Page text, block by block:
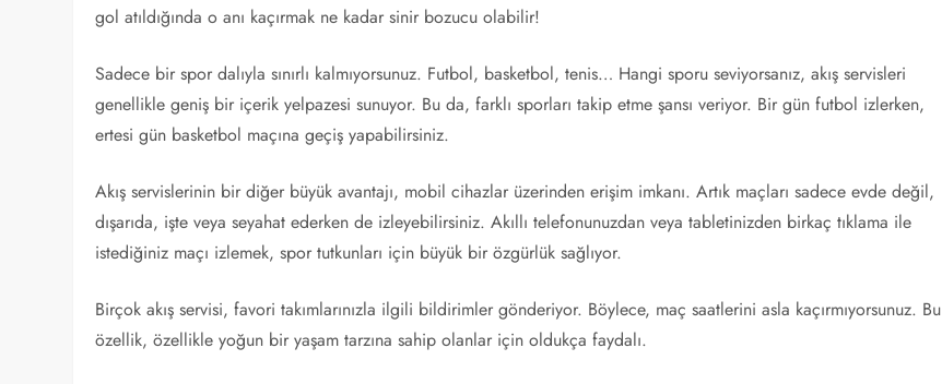
gol atıldığında o anı kaçırmak ne kadar sinir bozucu olabilir!
Sadece bir spor dalıyla sınırlı kalmıyorsunuz. Futbol, basketbol, tenis… Hangi sporu seviyorsanız, akış servisleri
genellikle geniş bir içerik yelpazesi sunuyor. Bu da, farklı sporları takip etme şansı veriyor. Bir gün futbol izlerken,
ertesi gün basketbol maçına geçiş yapabilirsiniz.
Akış servislerinin bir diğer büyük avantajı, mobil cihazlar üzerinden erişim imkanı. Artık maçları sadece evde değil,
dışarıda, işte veya seyahat ederken de izleyebilirsiniz. Akıllı telefonunuzdan veya tabletinizden birkaç tıklama ile
istediğiniz maçı izlemek, spor tutkunları için büyük bir özgürlük sağlıyor.
Birçok akış servisi, favori takımlarınızla ilgili bildirimler gönderiyor. Böylece, maç saatlerini asla kaçırmıyorsunuz. Bu
özellik, özellikle yoğun bir yaşam tarzına sahip olanlar için oldukça faydalı.